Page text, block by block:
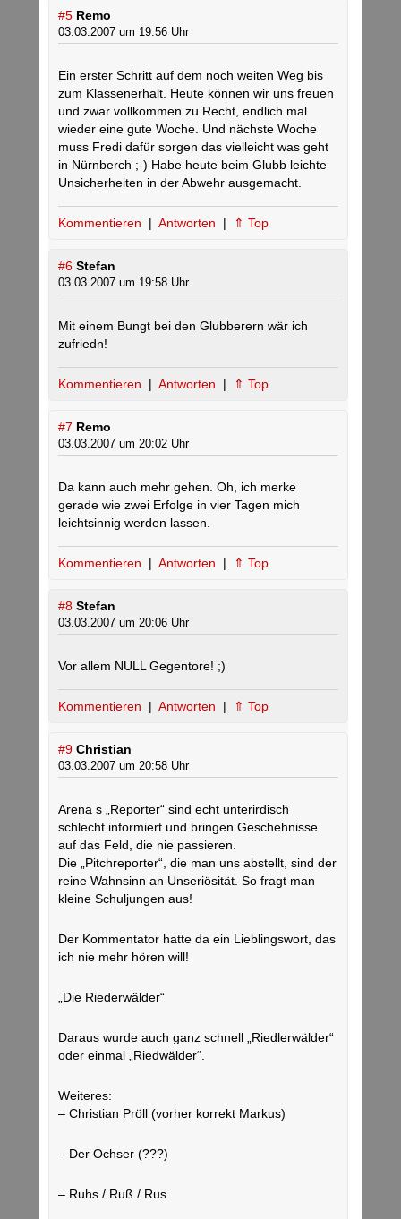
#5 Remo
03.03.2007 um 19:56 Uhr
Ein erster Schritt auf dem noch weiten Weg bis
zum Klassenerhalt. Heute können wir uns freuen
und zwar vollkommen zu Recht, endlich mal
wieder eine gute Woche. Und nächste Woche
muss Fredi dafür sorgen das vielleicht was geht
in Nürnberch ;-) Habe heute beim Glubb leichte
Unsicherheiten in der Abwehr ausgemacht.
Kommentieren | Antworten | ⇑ Top
#6 Stefan
03.03.2007 um 19:58 Uhr
Mit einem Bungt bei den Glubberern wär ich
zufriedn!
Kommentieren | Antworten | ⇑ Top
#7 Remo
03.03.2007 um 20:02 Uhr
Da kann auch mehr gehen. Oh, ich merke
gerade wie zwei Erfolge in vier Tagen mich
leichtsinnig werden lassen.
Kommentieren | Antworten | ⇑ Top
#8 Stefan
03.03.2007 um 20:06 Uhr
Vor allem NULL Gegentore! ;)
Kommentieren | Antworten | ⇑ Top
#9 Christian
03.03.2007 um 20:58 Uhr
Arena s „Reporter“ sind echt unterirdisch
schlecht informiert und bringen Geschehnisse
auf das Feld, die nie passieren.
Die „Pitchreporter“, die man uns abstellt, sind der
reine Wahnsinn an Unseriösität. So fragt man
kleine Schuljungen aus!
Der Kommentator hatte da ein Lieblingswort, das
ich nie mehr hören will!
„Die Riederwälder“
Daraus wurde auch ganz schnell „Riedlerwälder“
oder einmal „Riedwälder“.
Weiteres:
– Christian Pröll (vorher korrekt Markus)
– Der Ochser (???)
– Ruhs / Ruß / Rus